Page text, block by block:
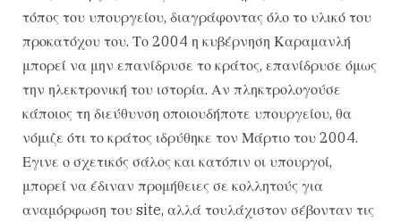
τόπος του υπουργείου, διαγράφοντας όλο το υλικό του
προκατόχου του. Το 2004 η κυβέρνηση Καραμανλή
μπορεί να μην επανίδρυσε το κράτος, επανίδρυσε όμως
την ηλεκτρονική του ιστορία. Αν πληκτρολογούσε
κάποιος τη διεύθυνση οποιουδήποτε υπουργείου, θα
νόμιζε ότι το κράτος ιδρύθηκε τον Μάρτιο του 2004.
Εγινε ο σχετικός σάλος και κατόπιν οι υπουργοί,
μπορεί να έδιναν προμήθειες σε κολλητούς για
αναμόρφωση του site, αλλά τουλάχιστον σέβονταν τις